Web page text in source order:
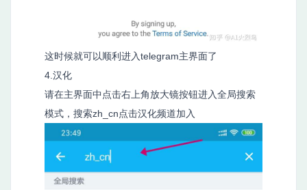
这时候就可以顺利进入telegram主界面了
4.汉化
请在主界面中点击右上角放大镜按钮进入全局搜索
模式，搜索zh_cn点击汉化频道加入